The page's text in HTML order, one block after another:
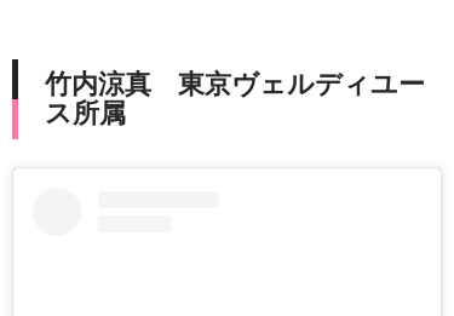
竹内涼真 東京ヴェルディユー
ス所属